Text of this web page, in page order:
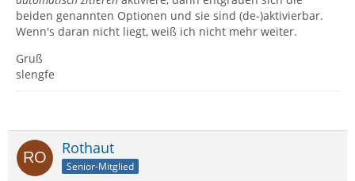
beiden genannten Optionen und sie sind (de-)aktivierbar.
Wenn's daran nicht liegt, weiß ich nicht mehr weiter.
Gruß
slengfe
Rothaut
Senior-Mitglied